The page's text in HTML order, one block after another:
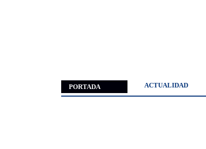
PORTADA ACTUALIDAD